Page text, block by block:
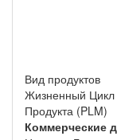
Вид продуктов
Жизненный Цикл
Продукта (PLM)
Коммерческие